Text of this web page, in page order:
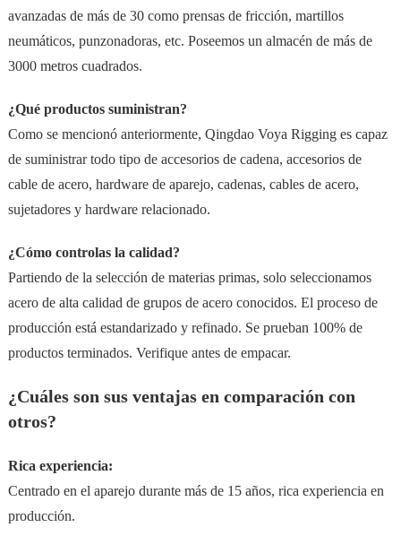
avanzadas de más de 30 como prensas de fricción, martillos
neumáticos, punzonadoras, etc. Poseemos un almacén de más de
3000 metros cuadrados.
¿Qué productos suministran?
Como se mencionó anteriormente, Qingdao Voya Rigging es capaz
de suministrar todo tipo de accesorios de cadena, accesorios de
cable de acero, hardware de aparejo, cadenas, cables de acero,
sujetadores y hardware relacionado.
¿Cómo controlas la calidad?
Partiendo de la selección de materias primas, solo seleccionamos
acero de alta calidad de grupos de acero conocidos. El proceso de
producción está estandarizado y refinado. Se prueban 100% de
productos terminados. Verifique antes de empacar.
¿Cuáles son sus ventajas en comparación con
otros?
Rica experiencia:
Centrado en el aparejo durante más de 15 años, rica experiencia en
producción.